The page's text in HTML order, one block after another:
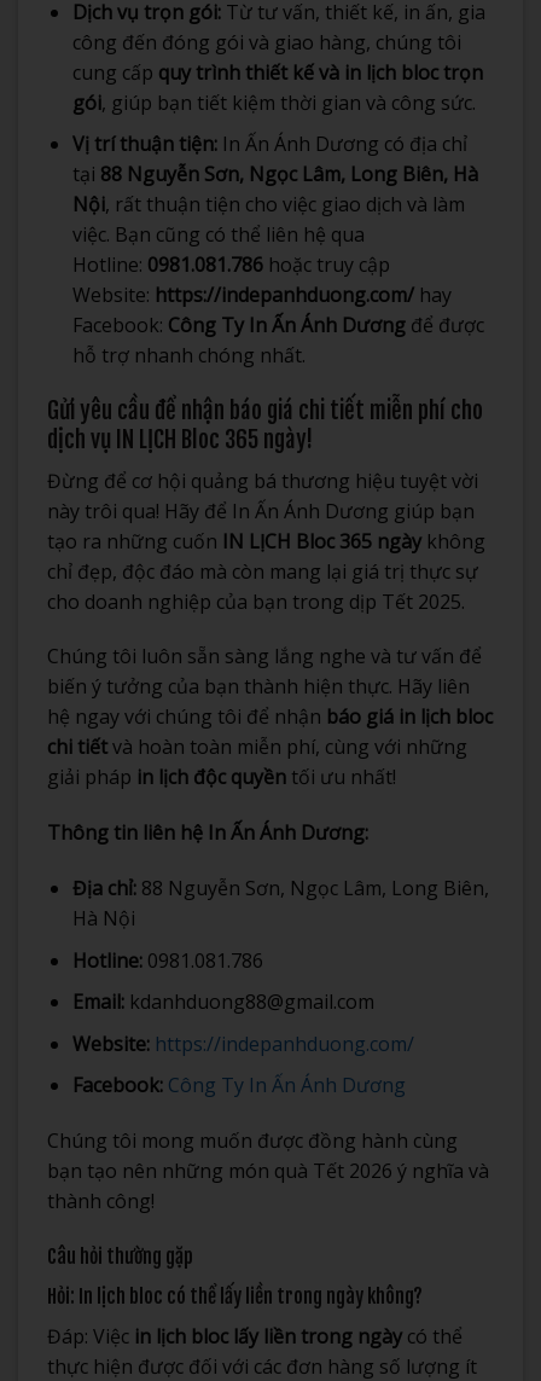
Dịch vụ trọn gói:Từ tư vấn, thiết kế, in ấn, gia
công đến đóng gói và giao hàng, chúng tôi
cung cấp quy trình thiết kế và in lịch bloc trọn
gói, giúp bạn tiết kiệm thời gian và công sức.
Vị trí thuận tiện:In Ấn Ánh Dương có địa chỉ
tại 88 Nguyễn Sơn, Ngọc Lâm, Long Biên, Hà
Nội, rất thuận tiện cho việc giao dịch và làm
việc. Bạn cũng có thể liên hệ qua
Hotline: 0981.081.786hoặc truy cập
Website: https://indepanhduong.com/hay
Facebook: Công Ty In Ấn Ánh Dươngđể được
hỗ trợ nhanh chóng nhất.
Gửi yêu cầu để nhận báo giá chi tiết miễn phí cho
dịch vụ IN LỊCH Bloc 365 ngày!
Đừng để cơ hội quảng bá thương hiệu tuyệt vời
này trôi qua! Hãy để In Ấn Ánh Dương giúp bạn
tạo ra những cuốn IN LỊCH Bloc 365 ngày không
chỉ đẹp, độc đáo mà còn mang lại giá trị thực sự
cho doanh nghiệp của bạn trong dịp Tết 2025.
Chúng tôi luôn sẵn sàng lắng nghe và tư vấn để
biến ý tưởng của bạn thành hiện thực. Hãy liên
hệ ngay với chúng tôi để nhận báo giá in lịch bloc
chi tiếtvà hoàn toàn miễn phí, cùng với những
giải pháp in lịch độc quyền tối ưu nhất!
Thông tin liên hệ In Ấn Ánh Dương:
Địa chỉ:88 Nguyễn Sơn, Ngọc Lâm, Long Biên,
Hà Nội
Hotline:0981.081.786
Email:kdanhduong88@gmail.com
Website: https://indepanhduong.com/
Facebook: Công Ty In Ấn Ánh Dương
Chúng tôi mong muốn được đồng hành cùng
bạn tạo nên những món quà Tết 2026 ý nghĩa và
thành công!
Câu hỏi thường gặp
Hỏi: In lịch bloc có thể lấy liền trong ngày không?
Đáp: Việc in lịch bloc lấy liền trong ngày có thể
thực hiện được đối với các đơn hàng số lượng ít